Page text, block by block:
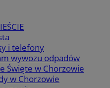
i telefony
wywozu odpadów
Święte w Chorzowie
w Chorzowie